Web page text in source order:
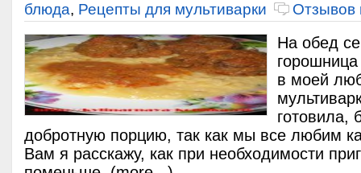
блюда, Рецепты для мультиварки Отзывов
На обед
в моей
готовила,
добротную порцию, так как мы все любим
Вам я расскажу, как при необходимости